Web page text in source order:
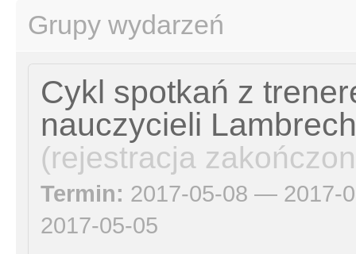
Grupy wydarzeń
Cykl spotkań z
nauczycieli
(rejestracja
Termin: 2017-05-08 — 2017-
2017-05-05